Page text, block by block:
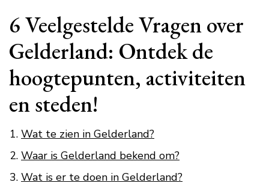
6 Veelgestelde Vragen over
Gelderland: Ontdek de
hoogtepunten, activiteiten
en steden!
Wat te zien in Gelderland?
Waar is Gelderland bekend om?
Wat is er te doen in Gelderland?